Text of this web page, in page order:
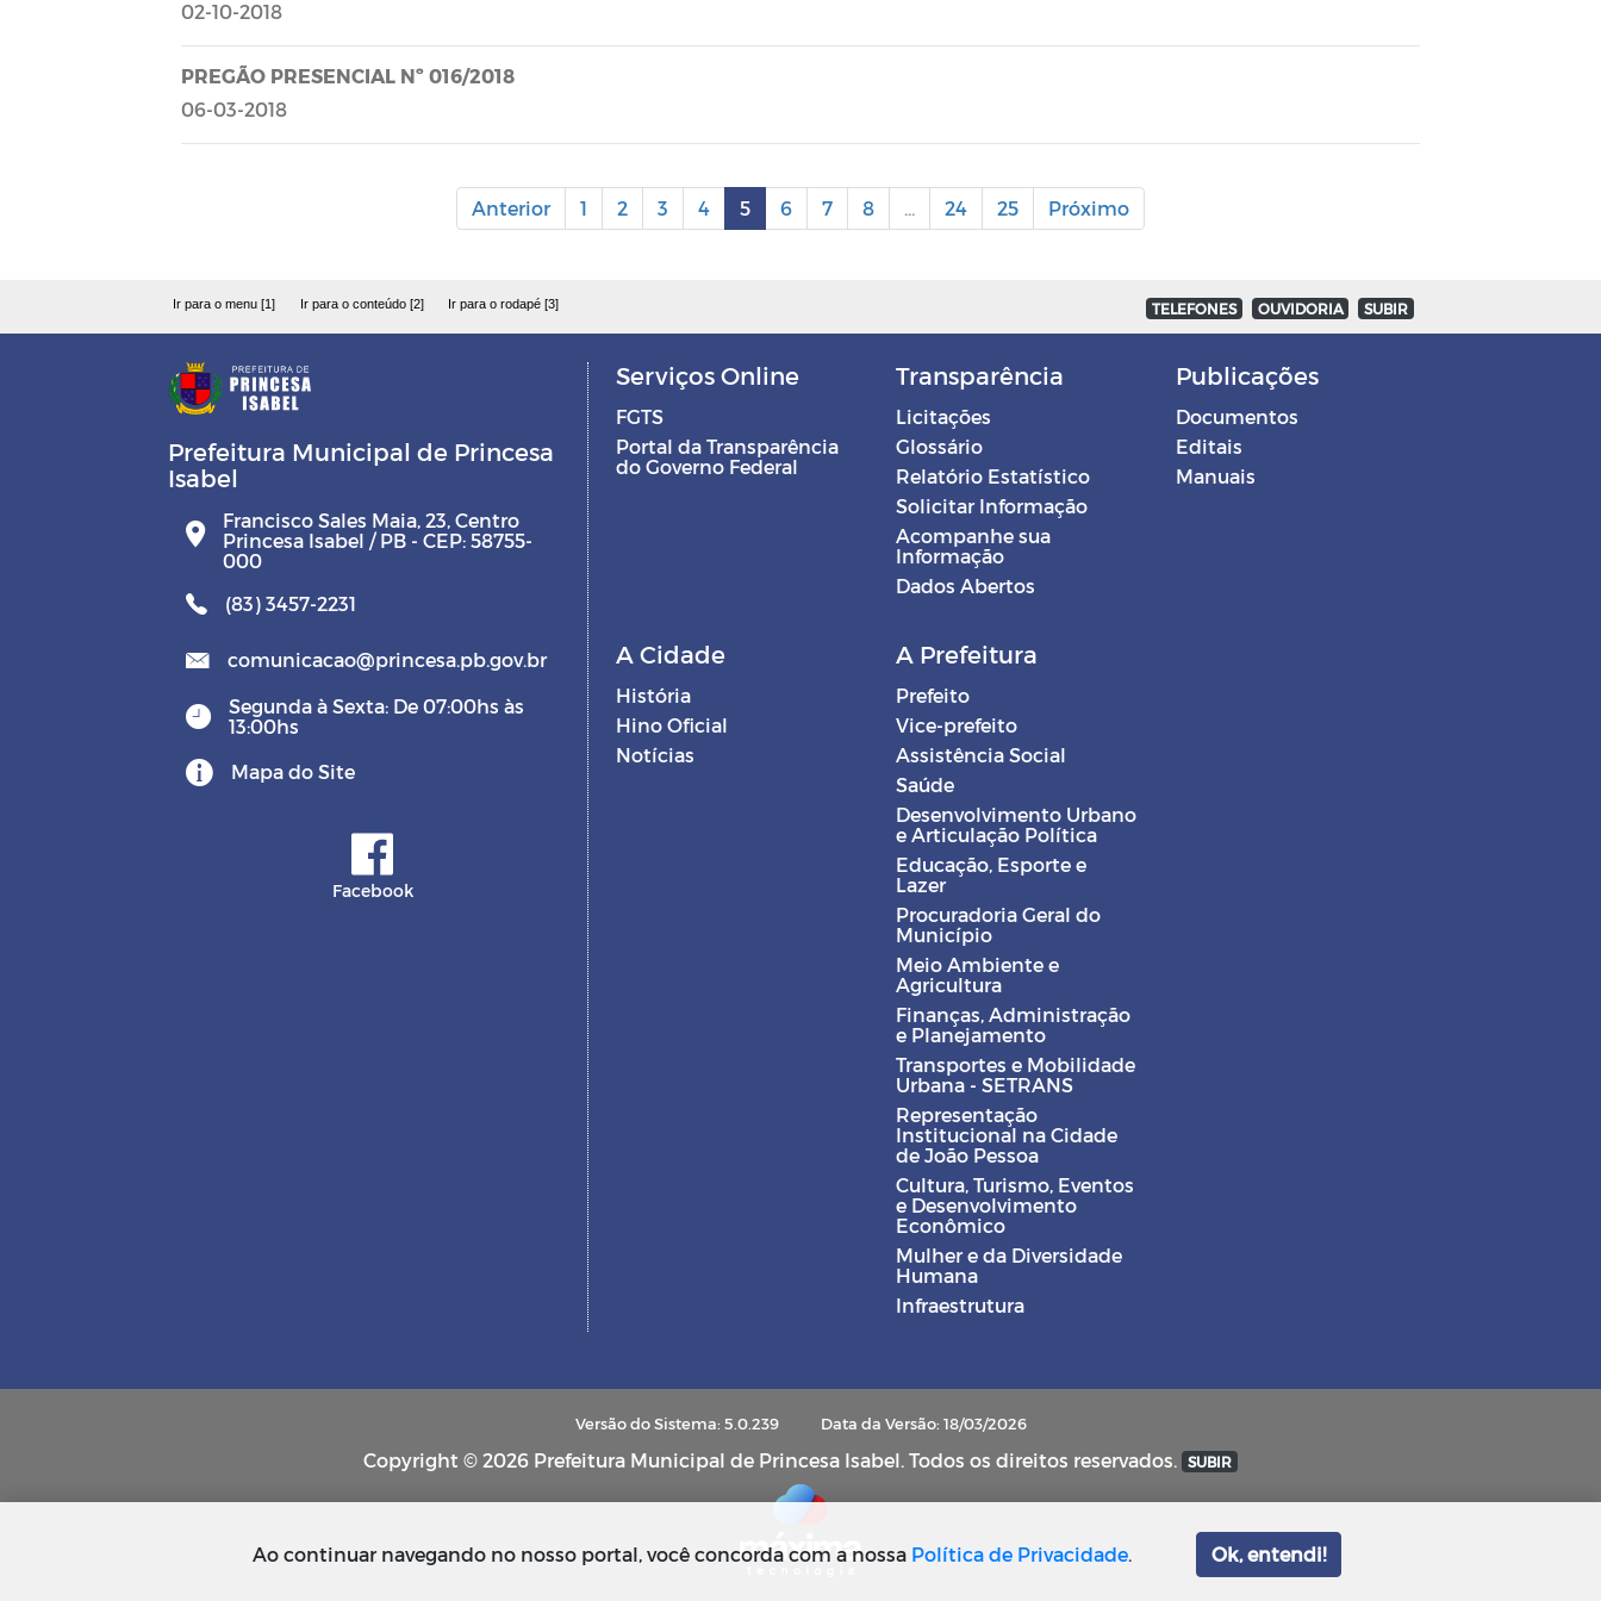
02-10-2018
PREGÃO PRESENCIAL Nº 016/2018
06-03-2018
Anterior 1 2 3 4 5 6 7 8 ... 24 25 Próximo
Ir para o menu [1] Ir para o conteúdo [2] Ir para o rodapé [3] TELEFONES OUVIDORIA SUBIR
Prefeitura Municipal de Princesa
Isabel
Francisco Sales Maia, 23, Centro
Princesa Isabel / PB - CEP: 58755-
000
(83) 3457-2231
comunicacao@princesa.pb.gov.br
Segunda à Sexta: De 07:00hs às
13:00hs
Mapa do Site
Facebook
Serviços Online
FGTS
Portal da Transparência
do Governo Federal
Transparência
Licitações
Glossário
Relatório Estatístico
Solicitar Informação
Acompanhe sua
Informação
Dados Abertos
Publicações
Documentos
Editais
Manuais
A Cidade
História
Hino Oficial
Notícias
A Prefeitura
Prefeito
Vice-prefeito
Assistência Social
Saúde
Desenvolvimento Urbano
e Articulação Política
Educação, Esporte e
Lazer
Procuradoria Geral do
Município
Meio Ambiente e
Agricultura
Finanças, Administração
e Planejamento
Transportes e Mobilidade
Urbana - SETRANS
Representação
Institucional na Cidade
de João Pessoa
Cultura, Turismo, Eventos
e Desenvolvimento
Econômico
Mulher e da Diversidade
Humana
Infraestrutura
Versão do Sistema: 5.0.239 Data da Versão: 18/03/2026
Copyright © 2026 Prefeitura Municipal de Princesa Isabel. Todos os direitos reservados. SUBIR
Ao continuar navegando no nosso portal, você concorda com a nossa Política de Privacidade. Ok, entendi!